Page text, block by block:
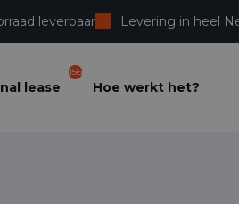
leverbaar Levering in heel
lease
156
Hoe werkt het?